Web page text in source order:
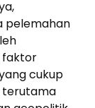
pelemahan
faktor
cukup
terutama